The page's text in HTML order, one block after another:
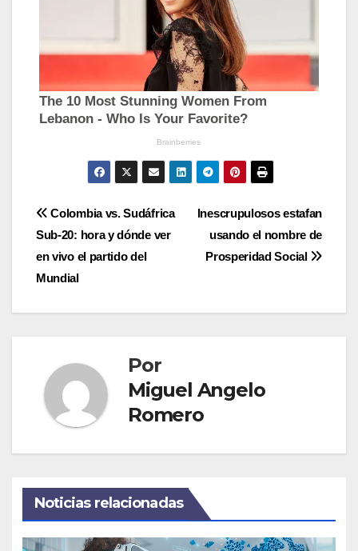
Navegación
de
entradas
Inescrupulosos estafan
usando el nombre de
Prosperidad Social
Colombia vs. Sudáfrica
Sub-20: hora y dónde ver
en vivo el partido del
Mundial
Por
Miguel Angelo
Romero
Noticias relacionadas